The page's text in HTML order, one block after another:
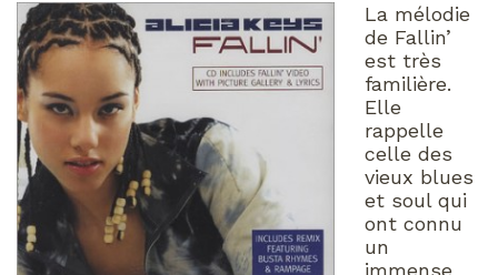
La mélodie
de Fallin’
est très
familière.
Elle
rappelle
celle des
vieux blues
et soul qui
ont connu
un
immense